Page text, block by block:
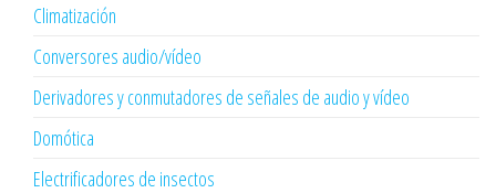
Climatización
Conversores audio/vídeo
Derivadores y conmutadores de señales de audio y vídeo
Domótica
Electrificadores de insectos